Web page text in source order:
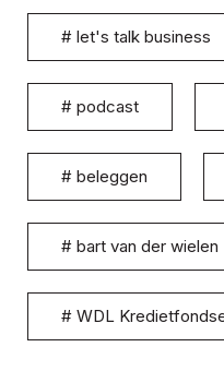
# let's talk business
# podcast
# beleggen
# bart van der wielen
# WDL